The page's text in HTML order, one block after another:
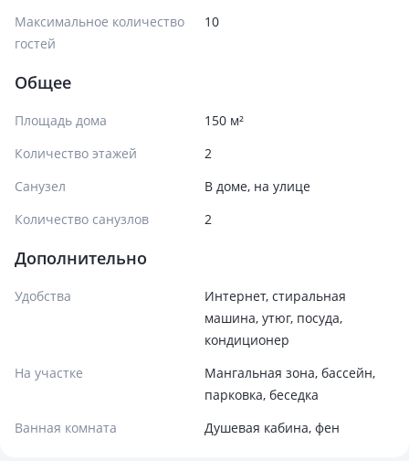
Максимальное количество
гостей
10
Общее
Площадь дома
150 м²
Количество этажей
2
Санузел
В доме, на улице
Количество санузлов
2
Дополнительно
Удобства
Интернет, стиральная
машина, утюг, посуда,
кондиционер
На участке
Мангальная зона, бассейн,
парковка, беседка
Ванная комната
Душевая кабина, фен